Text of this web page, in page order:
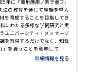
ログラムから探す
年に「實地應用ノ素ヲ養フ」
法の教育を通じて経験を重ん
を育成することを目指してき
にわたる多様な学問研究と実
ユニバーシティ・メッセージ
を習得するだけでなく、知性
を養うことを意味していま
現代のグローバル社会におい
詳細情報を見る